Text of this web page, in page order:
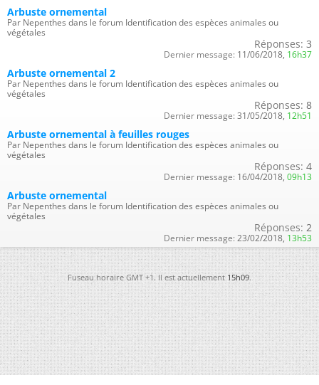
Arbuste ornemental
Par Nepenthes dans le forum Identification des espèces animales ou
végétales
Réponses: 3
Dernier message: 11/06/2018, 16h37
Arbuste ornemental 2
Par Nepenthes dans le forum Identification des espèces animales ou
végétales
Réponses: 8
Dernier message: 31/05/2018, 12h51
Arbuste ornemental à feuilles rouges
Par Nepenthes dans le forum Identification des espèces animales ou
végétales
Réponses: 4
Dernier message: 16/04/2018, 09h13
Arbuste ornemental
Par Nepenthes dans le forum Identification des espèces animales ou
végétales
Réponses: 2
Dernier message: 23/02/2018, 13h53
Fuseau horaire GMT +1. Il est actuellement 15h09.